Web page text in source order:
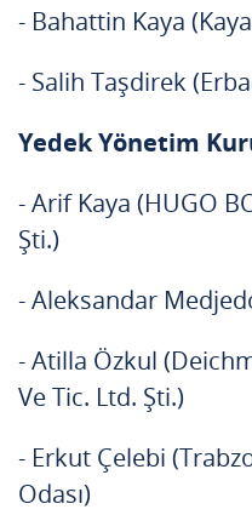
- Bahattin Kaya
- Salih Taşdirek
Yedek Yönetim
- Arif Kaya (HUGO
Şti.)
- Aleksandar
- Atilla Özkul
Ve Tic. Ltd. Şti.)
- Erkut Çelebi
Odası)